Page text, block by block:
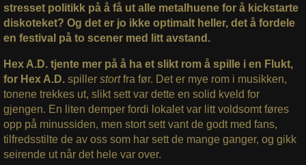
stresset politikk på å få ut alle metalhuene for å kickstarte
diskoteket? Og det er jo ikke optimalt heller, det å fordele
en festival på to scener med litt avstand.
Hex A.D. tjente mer på å ha et slikt rom å spille i en Flukt,
for Hex A.D. spiller stortfra før. Det er mye rom i musikken,
tonene trekkes ut, slikt sett var dette en solid kveld for
gjengen. En liten demper fordi lokalet var litt voldsomt føres
opp på minussiden, men stort sett vant de godt med fans,
tilfredsstilte de av oss som har sett de mange ganger, og gikk
seirende ut når det hele var over.